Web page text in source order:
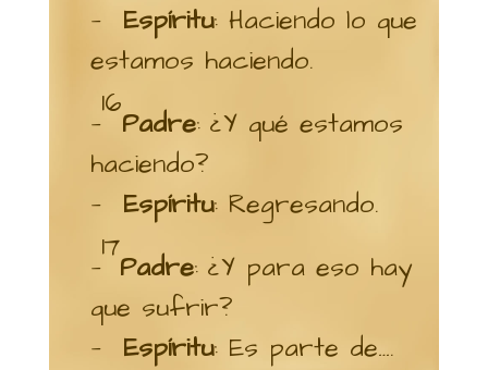
— Espíritu: Haciendo lo que
estamos haciendo.
—
16
Padre: ¿Y qué estamos
haciendo?
— Espíritu: Regresando.
—
17
Padre: ¿Y para eso hay
que sufrir?
— Espíritu: Es parte de….